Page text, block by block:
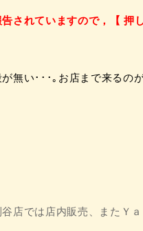
告されていますので， 【 押
無い･･･｡ お店まで来るの
店では店内販売、 またＹ